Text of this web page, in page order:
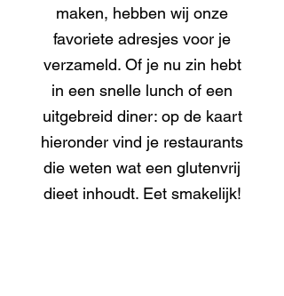
maken, hebben wij onze
favoriete adresjes voor je
verzameld. Of je nu zin hebt
in een snelle lunch of een
uitgebreid diner: op de kaart
hieronder vind je restaurants
die weten wat een glutenvrij
dieet inhoudt. Eet smakelijk!